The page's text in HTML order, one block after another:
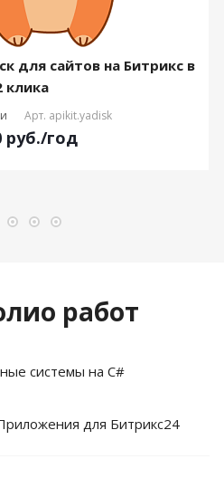
для сайтов на Битрикс в
клика
Арт. apikit.yadisk
руб./год
работ
системы на C#
для Битрикс24